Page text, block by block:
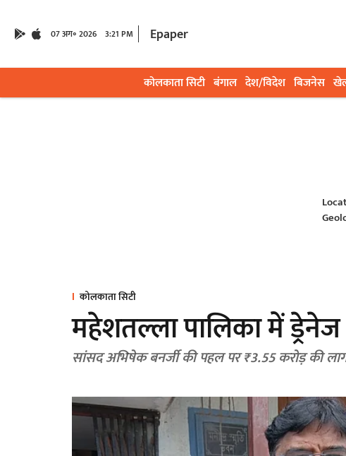
07 अग॰ 2026 3:21 PM Epaper
कोलकाता सिटी बंगाल देश/विदेश बिजनेस
कोलकाता सिटी
महेशतल्ला पालिका में
सांसद अभिषेक बनर्जी की पहल पर ₹3.55 करोड़ की